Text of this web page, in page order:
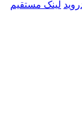
لینک مستقیم